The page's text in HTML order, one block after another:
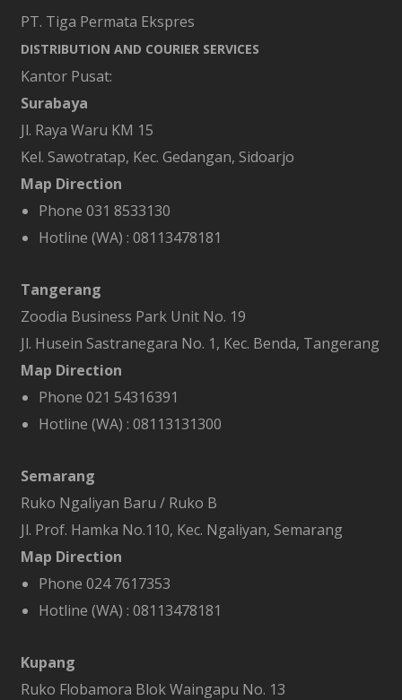
PT. Tiga Permata Ekspres
DISTRIBUTION AND COURIER SERVICES
Kantor Pusat:
Surabaya
Jl. Raya Waru KM 15
Kel. Sawotratap, Kec. Gedangan, Sidoarjo
Map Direction
Phone 031 8533130
Hotline (WA) : 08113478181
Tangerang
Zoodia Business Park Unit No. 19
Jl. Husein Sastranegara No. 1, Kec. Benda, Tangerang
Map Direction
Phone 021 54316391
Hotline (WA) : 08113131300
Semarang
Ruko Ngaliyan Baru / Ruko B
Jl. Prof. Hamka No.110, Kec. Ngaliyan, Semarang
Map Direction
Phone 024 7617353
Hotline (WA) : 08113478181
Kupang
Ruko Flobamora Blok Waingapu No. 13